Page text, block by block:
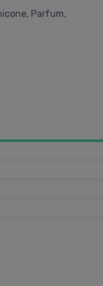
Parfum,